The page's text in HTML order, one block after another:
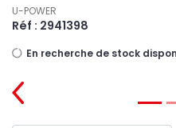
U-POWER
Réf : 2941398
En recherche de stock